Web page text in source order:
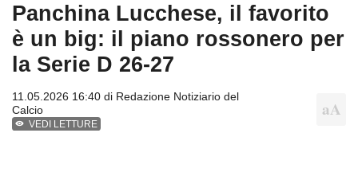
Panchina Lucchese, il favorito
è un big: il piano rossonero per
la Serie D 26-27
11.05.2026 16:40 di Redazione Notiziario del
Calcio
VEDI LETTURE